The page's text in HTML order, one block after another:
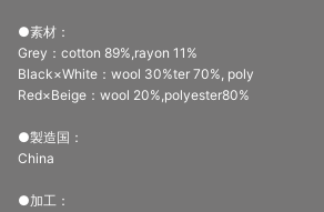
●素材：
Grey：cotton 89%,rayon 11%
Black×White：wool 30%ter 70%, poly
Red×Beige：wool 20%,polyester80%
●製造国：
China
●加工：